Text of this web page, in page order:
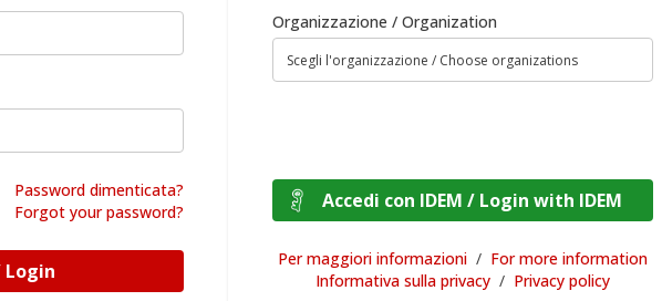
Password dimenticata?
Forgot your password?
Accedi / Login
Organizzazione / Organization
Accedi con IDEM / Login with IDEM
Per maggiori informazioni / For more information
Informativa sulla privacy / Privacy policy